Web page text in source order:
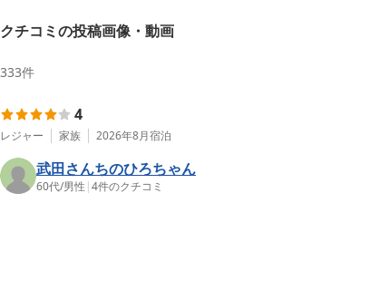
クチコミの投稿画像・動画
333件
4
レジャー 家族 2026年8月宿泊
武田さんちのひろちゃん
60代/男性 |4件のクチコミ